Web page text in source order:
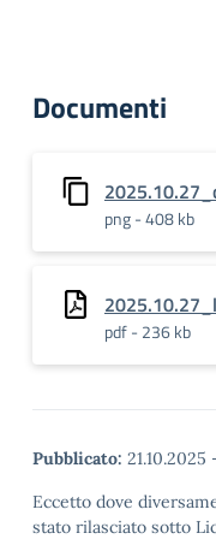
Documenti
png - 408 kb
pdf - 236 kb
Pubblicato: 21.10.2025
Eccetto dove
stato rilasciato sotto